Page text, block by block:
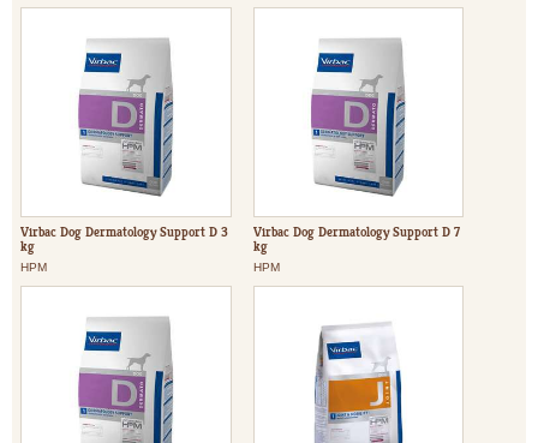
Virbac Dog Dermatology Support D 3
kg
HPM
Virbac Dog Dermatology Support D 7
kg
HPM